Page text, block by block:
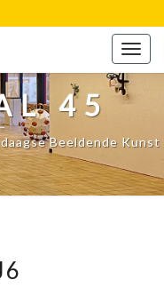
45
Beeldende Kunst